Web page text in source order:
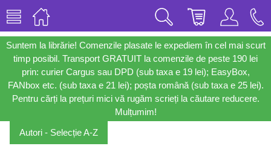
Suntem la librărie! Comenzile plasate le expediem în cel mai scurt
timp posibil. Transport GRATUIT la comenzile de peste 190 lei
prin: curier Cargus sau DPD (sub taxa e 19 lei); EasyBox,
FANbox etc. (sub taxa e 21 lei); poșta română (sub taxa e 25 lei).
Pentru cărți la prețuri mici vă rugăm scrieți la căutare reducere.
Mulțumim!
Autori - Selecție A-Z